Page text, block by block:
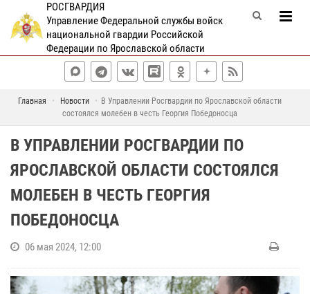
РОСГВАРДИЯ
Управление Федеральной службы войск
национальной гвардии Российской
Федерации по Ярославской области
Главная Новости
В Управлении Росгвардии по Ярославской области
состоялся молебен в честь Георгия Победоносца
В УПРАВЛЕНИИ РОСГВАРДИИ ПО
ЯРОСЛАВСКОЙ ОБЛАСТИ СОСТОЯЛСЯ
МОЛЕБЕН В ЧЕСТЬ ГЕОРГИЯ
ПОБЕДОНОСЦА
06 мая 2024, 12:00